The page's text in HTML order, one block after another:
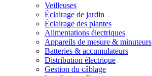
Veilleuses
Éclairage de jardin
Éclairage des plantes
Alimentations électriques
Appareils de mesure & minuteurs
Batteries & accumulateurs
Distribution électrique
Gestion du câblage